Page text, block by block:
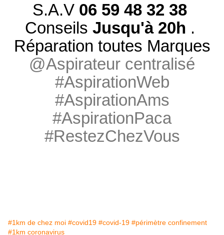
S.A.V 06 59 48 32 38
Conseils Jusqu'à 20h .
Réparation toutes Marques
@Aspirateur centralisé
#AspirationWeb
#AspirationAms
#AspirationPaca
#RestezChezVous
#1km de chez moi #covid19 #covid-19 #périmètre confinement
#1km coronavirus